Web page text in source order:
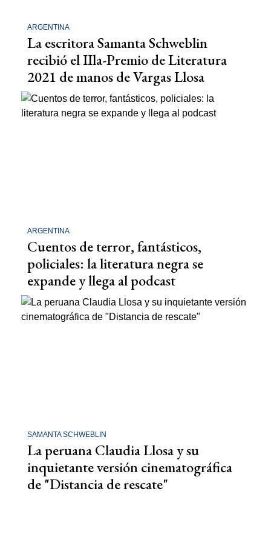
ARGENTINA
La escritora Samanta Schweblin
recibió el IIla-Premio de Literatura
2021 de manos de Vargas Llosa
ARGENTINA
Cuentos de terror, fantásticos,
policiales: la literatura negra se
expande y llega al podcast
SAMANTA SCHWEBLIN
La peruana Claudia Llosa y su
inquietante versión cinematográfica
de "Distancia de rescate"